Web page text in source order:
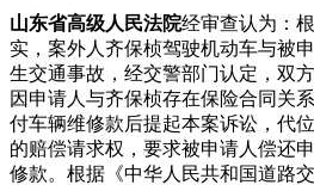
山东省高级人民法院经审查认为：
实，案外人齐保桢驾驶机动车与被
生交通事故，经交警部门认定，双
因申请人与齐保桢存在保险合同关
付车辆维修款后提起本案诉讼，代
的赔偿请求权，要求被申请人偿还
修款。根据《中华人民共和国道路